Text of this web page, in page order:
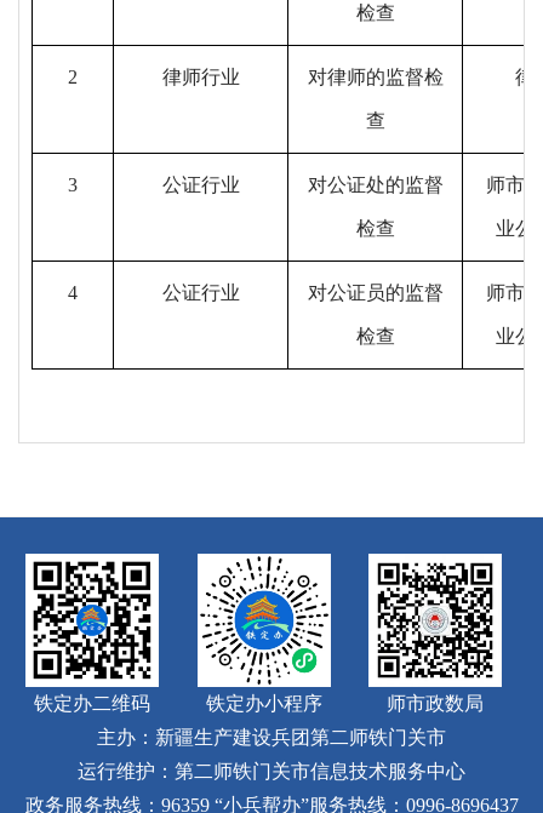
检查
2 律师行业 对律师的监督检
查
律
3 公证行业 对公证处的监督
检查
师市
业公
4 公证行业 对公证员的监督
检查
师市
业公
铁定办二维码 铁定办小程序
师市政数局
主办：新疆生产建设兵团第二师铁门关市
运行维护：第二师铁门关市信息技术服务中心
政务服务热线：96359 “小兵帮办”服务热线：0996-8696437